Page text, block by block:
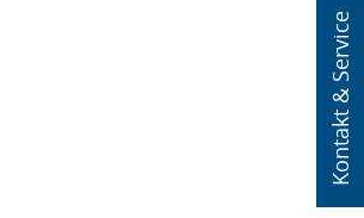
Kontakt & Service